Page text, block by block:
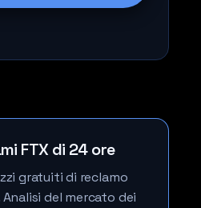
FTX di 24 ore
gratuiti di reclamo
del mercato dei